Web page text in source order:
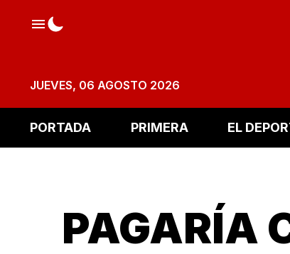
JUEVES, 06 AGOSTO 2026
PORTADA PRIMERA EL
PAGARÍA